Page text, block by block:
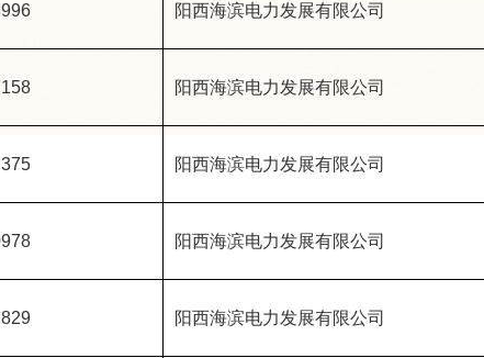
阳西海滨电力发展有限公司
阳西海滨电力发展有限公司
阳西海滨电力发展有限公司
阳西海滨电力发展有限公司
阳西海滨电力发展有限公司